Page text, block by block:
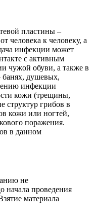
пластины –
человека к человеку, а
инфекции может
с активным
чужой обуви, а также в
банях, душевых,
инфекции
кожи (трещины,
структур грибов в
кожи или ногтей,
поражения.
в данном
не
начала проведения
материала